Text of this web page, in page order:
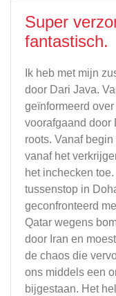
Super
fantastisch.
Ik heb met mijn
door Dari Java.
geïnformeerd
voorafgaand door
roots. Vanaf
vanaf het
het inchecken
tussenstop in
geconfronteerd
Qatar wegens
door Iran en
de chaos die
ons middels een
bijgestaan. Het